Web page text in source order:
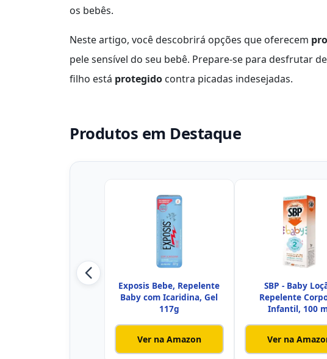
os bebês.
Neste artigo, você descobrirá opções que oferecem
pele sensível do seu bebê. Prepare-se para desfrutar
filho está protegido contra picadas indesejadas.
Produtos em Destaque
Exposis Bebe, Repelente
Baby com Icaridina, Gel
117g
Ver na Amazon
SBP - Baby
Repelente
Infantil, 100
Ver na